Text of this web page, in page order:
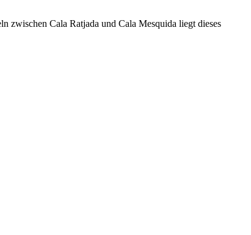
zwischen Cala Ratjada und Cala Mesquida liegt dieses